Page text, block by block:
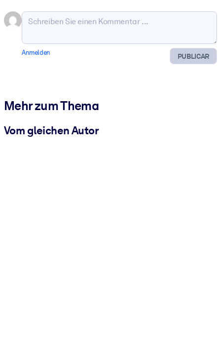
PUBLICAR
Anmelden
Mehr zum Thema
Vom gleichen Autor